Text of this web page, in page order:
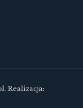
Realizacja: